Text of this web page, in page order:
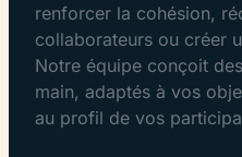
renforcer la cohésion,
collaborateurs ou créer
Notre équipe conçoit
main, adaptés à vos
au profil de vos